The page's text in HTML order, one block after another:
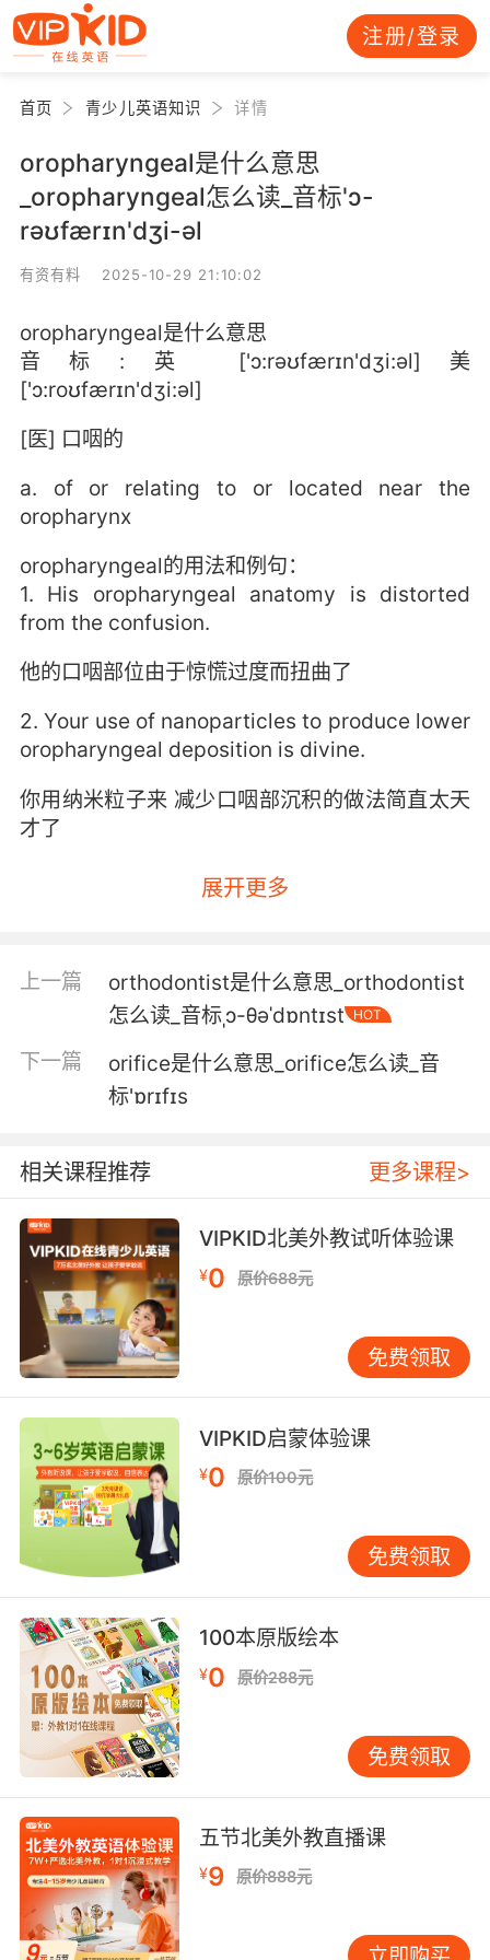
注册/登录
首页 青少儿英语知识 详情
oropharyngeal是什么意思
_oropharyngeal怎么读_音标'ɔ-
rəʊfærɪn'dʒi-əl
有资有料 2025-10-29 21:10:02
oropharyngeal是什么意思
音标:英 ['ɔ:rəʊfærɪn'dʒi:əl]美
['ɔ:roʊfærɪn'dʒi:əl]
[医] 口咽的
a. of or relating to or located near the
oropharynx
oropharyngeal的用法和例句：
1. His oropharyngeal anatomy is distorted
from the confusion.
他的口咽部位由于惊慌过度而扭曲了
2. Your use of nanoparticles to produce lower
oropharyngeal deposition is divine.
你用纳米粒子来 减少口咽部沉积的做法简直太天
才了
展开更多
上一篇
orthodontist是什么意思_orthodontist
怎么读_音标ˌɔ-θəˈdɒntɪst
HOT
下一篇
orifice是什么意思_orifice怎么读_音
标'ɒrɪfɪs
相关课程推荐 更多课程>
VIPKID北美外教试听体验课
¥0 原价688元
免费领取
VIPKID启蒙体验课
¥0 原价100元
免费领取
100本原版绘本
¥0 原价288元
免费领取
五节北美外教直播课
¥9 原价888元